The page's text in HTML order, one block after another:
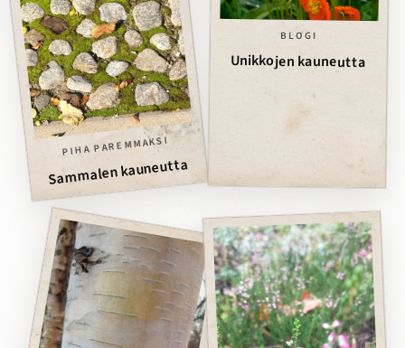
PIHA PAREMMAKSI
Sammalen kauneutta
BLOGI
Unikkojen kauneutta